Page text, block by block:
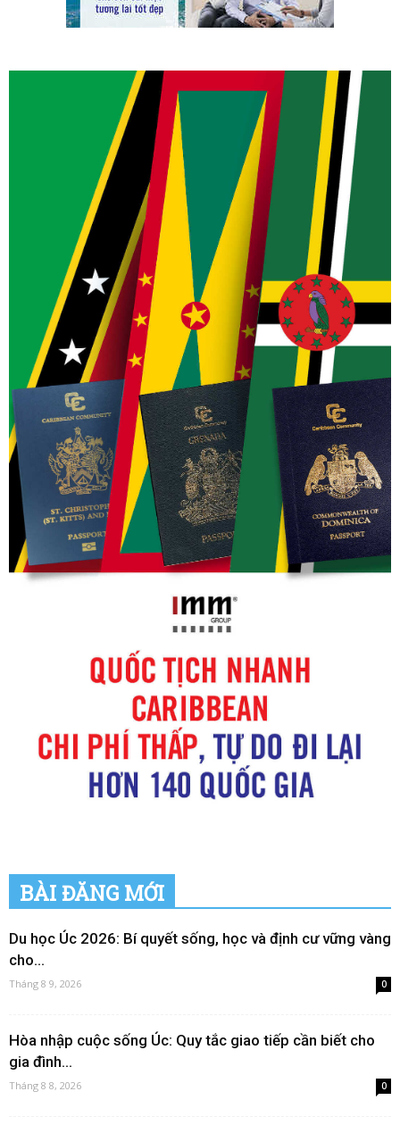
BÀI ĐĂNG MỚI
Du học Úc 2026: Bí quyết sống, học và định cư vững vàng
cho...
Tháng 8 9, 2026 0
Hòa nhập cuộc sống Úc: Quy tắc giao tiếp cần biết cho
gia đình...
Tháng 8 8, 2026 0